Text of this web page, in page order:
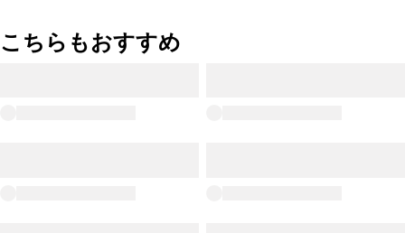
こちらもおすすめ